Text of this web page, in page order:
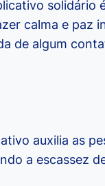
solidário
calma e paz
de algum
auxilia as
a escassez